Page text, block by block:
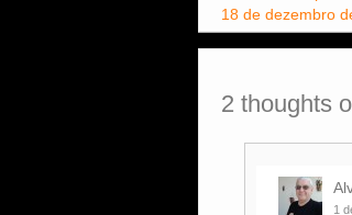
18 de dezembro
2 thoughts
1